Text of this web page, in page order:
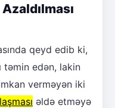
qeyd edib ki,
təmin edən, lakin
verməyən iki
əldə etməyə